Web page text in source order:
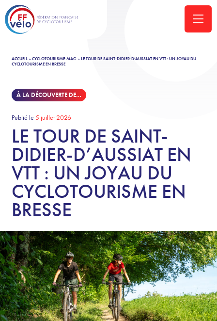
ACCUEIL» CYCLOTOURISME-MAG» LE TOUR DE SAINT-DIDIER-D’AUSSIAT EN VTT : UN JOYAU DU
CYCLOTOURISME EN BRESSE
À LA DÉCOUVERTE DE…
Publié le 5 juillet 2026
LE TOUR DE SAINT-
DIDIER-D’AUSSIAT EN
VTT : UN JOYAU DU
CYCLOTOURISME EN
BRESSE